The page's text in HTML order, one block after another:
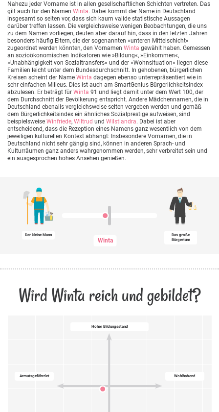
Nahezu jeder Vorname ist in allen gesellschaftlichen Schichten vertreten. Das
gilt auch für den Namen Winta. Dabei kommt der Name in Deutschland
insgesamt so selten vor, dass sich kaum valide statistische Aussagen
darüber treffen lassen. Die vergleichsweise wenigen Beobachtungen, die uns
zu dem Namen vorliegen, deuten aber darauf hin, dass in den letzten Jahren
besonders häufig Eltern, die der sogenannten »unteren Mittelschicht«
zugeordnet werden könnten, den Vornamen Winta gewählt haben. Gemessen
an sozioökonomischen Indikatoren wie »Bildung«, »Einkommen«,
»Unabhängigkeit von Sozialtransfers« und der »Wohnsituation« liegen diese
Familien leicht unter dem Bundesdurchschnitt. In gehobenen, bürgerlichen
Kreisen scheint der Name Winta dagegen ebenso unterrepräsentiert wie in
sehr einfachen Milieus. Dies ist auch am SmartGenius Bürgerlichkeitsindex
abzulesen. Er beträgt für Winta 91 und liegt damit unter dem Wert 100, der
dem Durchschnitt der Bevölkerung entspricht. Andere Mädchennamen, die in
Deutschland ebenalls vergleichsweise selten vergeben werden und gemäß
dem Bürgerlichkeitsindex ein ähnliches Sozialprestige aufweisen, sind
beispielsweise Winfriede, Wiltrud und Wilstiandra. Dabei ist aber
entscheidend, dass die Rezeption eines Namens ganz wesentlich von dem
jeweiligen kulturellen Kontext abhängt: Insbesondere Vornamen, die in
Deutschland nicht sehr gängig sind, können in anderen Sprach- und
Kulturräumen ganz anders wahrgenommen werden, sehr verbreitet sein und
ein ausgesprochen hohes Ansehen genießen.
Der kleine Mann
Winta
Das große
Bürgertum
Wird Winta reich und gebildet?
Hoher Bildungsstand
Wohlhabend
Armutsgefährdet